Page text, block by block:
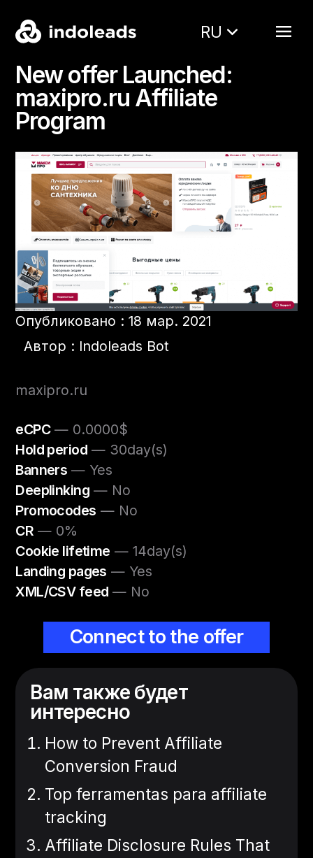
RU
New offer Launched:
maxipro.ru Affiliate
Program
Опубликовано : 18 мар. 2021
Автор : Indoleads Bot
maxipro.ru
eCPC— 0.0000$
Hold period— 30day(s)
Banners — Yes
Deeplinking— No
Promocodes — No
CR — 0%
Cookie lifetime — 14day(s)
Landing pages — Yes
XML/CSV feed — No
Connect to the offer
Вам также будет
интересно
How to Prevent Affiliate
Conversion Fraud
Top ferramentas para affiliate
tracking
Affiliate Disclosure Rules That